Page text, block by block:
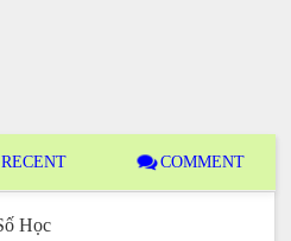
RECENT COMMENT
Học